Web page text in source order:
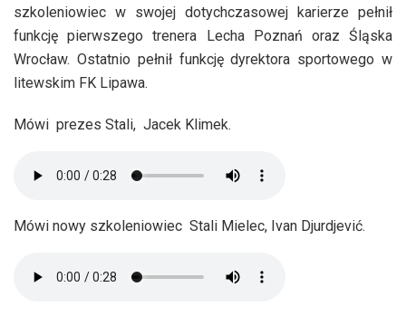
szkoleniowiec w swojej dotychczasowej karierze pełnił
funkcję pierwszego trenera Lecha Poznań oraz Śląska
Wrocław. Ostatnio pełnił funkcję dyrektora sportowego w
litewskim FK Lipawa.
Mówi prezes Stali, Jacek Klimek.
Mówi nowy szkoleniowiec Stali Mielec, Ivan Djurdjević.